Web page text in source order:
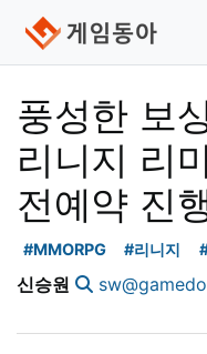
풍성한 보
리니지 리
전예약 진
#MMORPG #리니지
신승원